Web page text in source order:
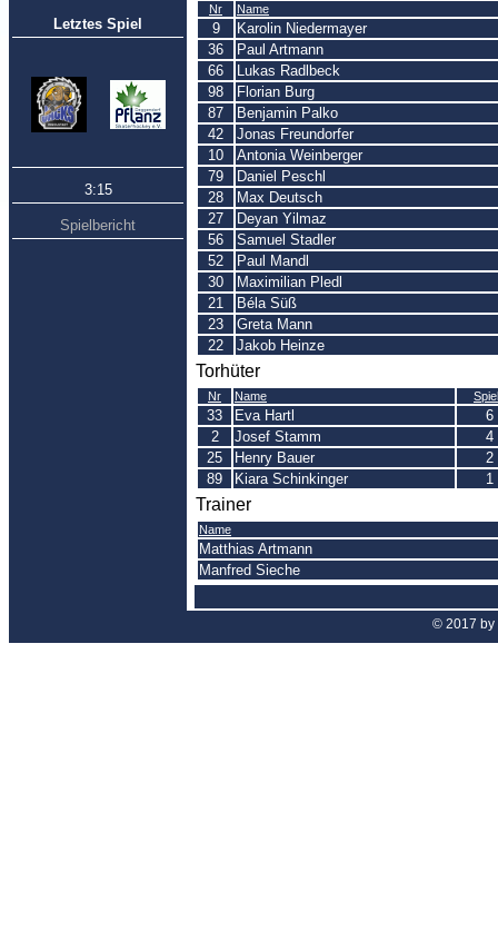
Letztes Spiel
3:15
Spielbericht
Nr Name
9
Karolin Niedermayer
36
Paul Artmann
66
Lukas Radlbeck
98
Florian Burg
87
Benjamin Palko
42
Jonas Freundorfer
10
Antonia Weinberger
79
Daniel Peschl
28
Max Deutsch
27
Deyan Yilmaz
56
Samuel Stadler
52
Paul Mandl
30
Maximilian Pledl
21
Béla Süß
23
Greta Mann
22
Jakob Heinze
Torhüter
Nr Name
33 Eva Hartl
6
2
Josef Stamm
4
25
Henry Bauer
2
89
Kiara Schinkinger 1
Trainer
Name
Matthias Artmann
Manfred Sieche
© 2017 by